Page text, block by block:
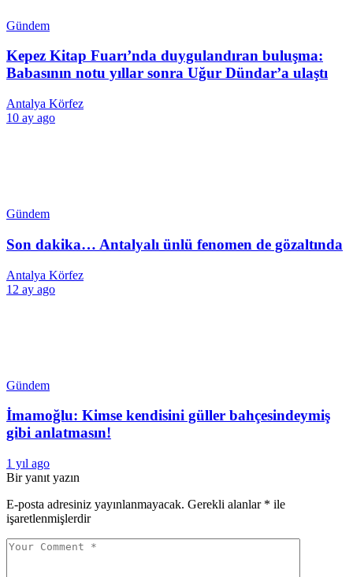
Gündem
Kepez Kitap Fuarı’nda duygulandıran buluşma:
Babasının notu yıllar sonra Uğur Dündar’a ulaştı
Antalya Körfez
10 ay ago
Gündem
Son dakika… Antalyalı ünlü fenomen de gözaltında
Antalya Körfez
12 ay ago
Gündem
İmamoğlu: Kimse kendisini güller bahçesindeymiş
gibi anlatmasın!
1 yıl ago
Bir yanıt yazın
E-posta adresiniz yayınlanmayacak. Gerekli alanlar * ile
işaretlenmişlerdir